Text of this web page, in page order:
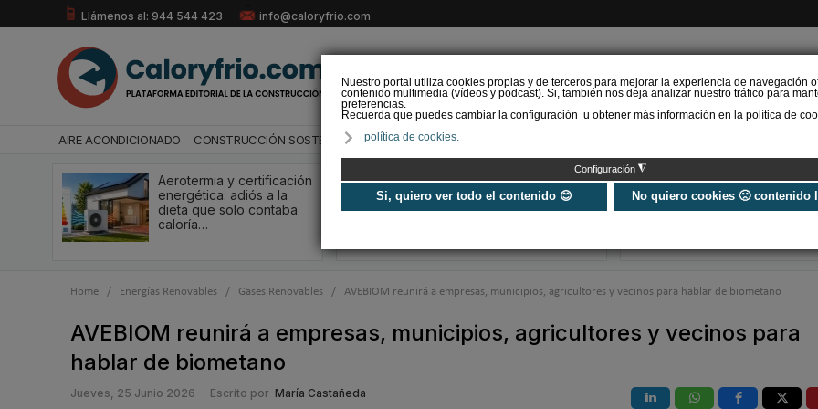
Nuestro portal utiliza cookies propias y de terceros para mejorar la experiencia de navegación
contenido multimedia (vídeos y podcast). Si, también nos deja analizar nuestro tráfico para
preferencias.
Recuerda que puedes cambiar la configuración u obtener más información en la política de
política de cookies.
Configuración ◮
Si, quiero ver todo el contenido 😊 No quiero cookies 🙁 contenido
Llámenos al: 944 544 423 info@caloryfrio.com
AIRE ACONDICIONADO CONSTRUCCIÓN SOSTENIBLE ENERGÍAS RENOVABLES
Aerotermia y certificación
energética: adiós a la
dieta que solo contaba
caloría…
Ayudas y subvenciones
para aerotermia en 2026
¿Cómo agilizar trámites?
URSA instala
fotovoltaica en
fábricas de
Home / Energías Renovables / Gases Renovables / AVEBIOM reunirá a empresas, municipios, agricultores y vecinos para hablar de biometano
AVEBIOM reunirá a empresas, municipios, agricultores y vecinos para
hablar de biometano
Jueves, 25 Junio 2026 Escrito por María Castañeda